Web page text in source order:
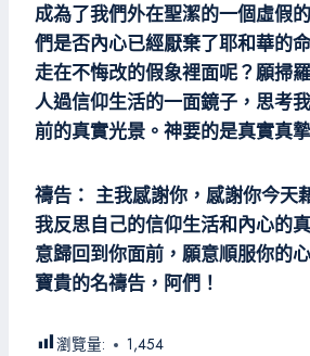
成為了我們外在聖潔的一個虛假
們是否內心已經厭棄了耶和華的
走在不悔改的假象裡面呢？願掃
人過信仰生活的一面鏡子，思考
前的真實光景。神要的是真實真
禱告： 主我感謝你，感謝你今天
我反思自己的信仰生活和內心的
意歸回到你面前，願意順服你的
寶貴的名禱告，阿們！
瀏覽量: 1,454